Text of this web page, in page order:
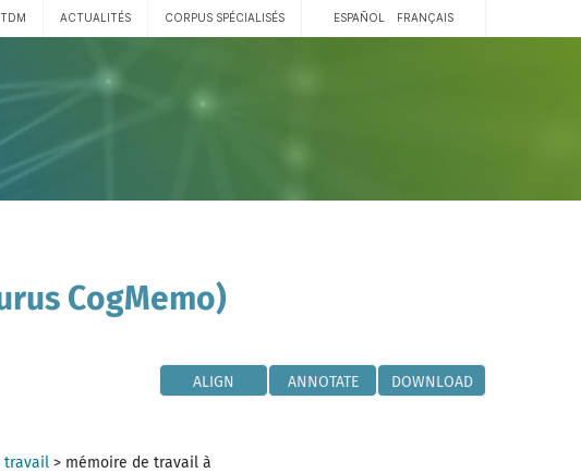
ACTUALITÉS CORPUS SPÉCIALISÉS ESPAÑOL FRANÇAIS
CogMemo)
ALIGN ANNOTATE DOWNLOAD
travail > mémoire de travail à